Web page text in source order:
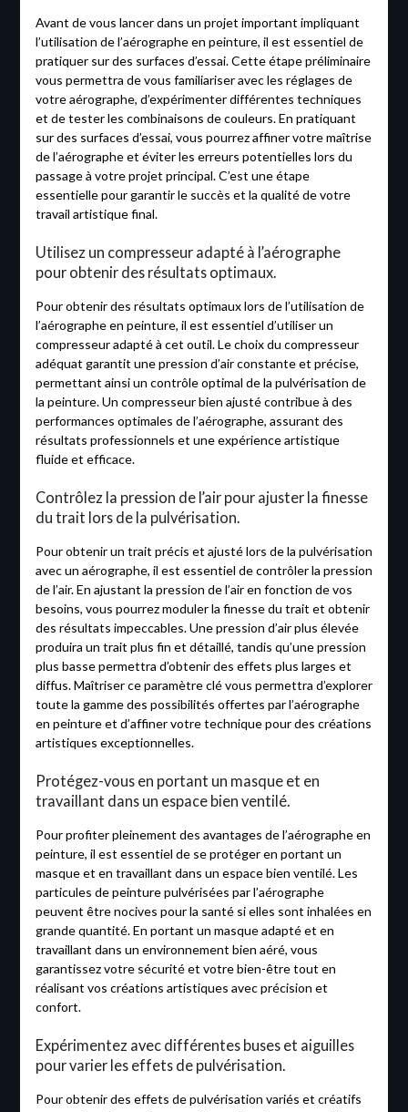
Avant de vous lancer dans un projet important impliquant
l’utilisation de l’aérographe en peinture, il est essentiel de
pratiquer sur des surfaces d’essai. Cette étape préliminaire
vous permettra de vous familiariser avec les réglages de
votre aérographe, d’expérimenter différentes techniques
et de tester les combinaisons de couleurs. En pratiquant
sur des surfaces d’essai, vous pourrez affiner votre maîtrise
de l’aérographe et éviter les erreurs potentielles lors du
passage à votre projet principal. C’est une étape
essentielle pour garantir le succès et la qualité de votre
travail artistique final.
Utilisez un compresseur adapté à l’aérographe
pour obtenir des résultats optimaux.
Pour obtenir des résultats optimaux lors de l’utilisation de
l’aérographe en peinture, il est essentiel d’utiliser un
compresseur adapté à cet outil. Le choix du compresseur
adéquat garantit une pression d’air constante et précise,
permettant ainsi un contrôle optimal de la pulvérisation de
la peinture. Un compresseur bien ajusté contribue à des
performances optimales de l’aérographe, assurant des
résultats professionnels et une expérience artistique
fluide et efficace.
Contrôlez la pression de l’air pour ajuster la finesse
du trait lors de la pulvérisation.
Pour obtenir un trait précis et ajusté lors de la pulvérisation
avec un aérographe, il est essentiel de contrôler la pression
de l’air. En ajustant la pression de l’air en fonction de vos
besoins, vous pourrez moduler la finesse du trait et obtenir
des résultats impeccables. Une pression d’air plus élevée
produira un trait plus fin et détaillé, tandis qu’une pression
plus basse permettra d’obtenir des effets plus larges et
diffus. Maîtriser ce paramètre clé vous permettra d’explorer
toute la gamme des possibilités offertes par l’aérographe
en peinture et d’affiner votre technique pour des créations
artistiques exceptionnelles.
Protégez-vous en portant un masque et en
travaillant dans un espace bien ventilé.
Pour profiter pleinement des avantages de l’aérographe en
peinture, il est essentiel de se protéger en portant un
masque et en travaillant dans un espace bien ventilé. Les
particules de peinture pulvérisées par l’aérographe
peuvent être nocives pour la santé si elles sont inhalées en
grande quantité. En portant un masque adapté et en
travaillant dans un environnement bien aéré, vous
garantissez votre sécurité et votre bien-être tout en
réalisant vos créations artistiques avec précision et
confort.
Expérimentez avec différentes buses et aiguilles
pour varier les effets de pulvérisation.
Pour obtenir des effets de pulvérisation variés et créatifs